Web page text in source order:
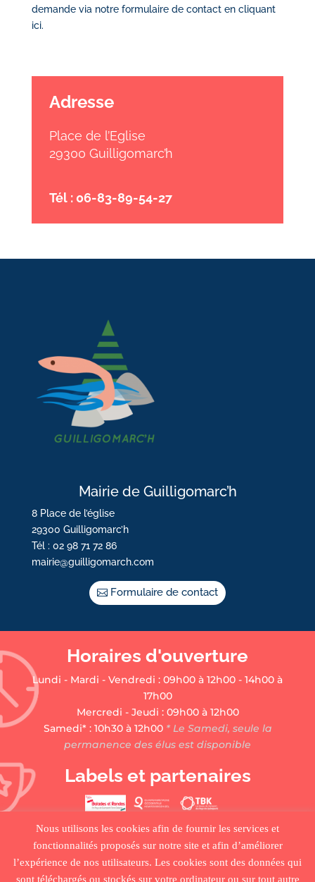
demande via notre formulaire de contact en cliquant
ici.
Adresse
Place de l’Eglise
29300 Guilligomarc’h
Tél : 06-83-89-54-27
Mairie de Guilligomarc’h
8 Place de l’église
29300 Guilligomarc’h
Tél : 02 98 71 72 86
mairie@guilligomarch.com
Formulaire de contact
Horaires d'ouverture
Lundi - Mardi - Vendredi : 09h00 à 12h00 - 14h00 à
17h00
Mercredi - Jeudi : 09h00 à 12h00
Samedi* : 10h30 à 12h00* Le Samedi, seule la
permanence des élus est disponible
Labels et partenaires
Nous utilisons les cookies afin de fournir les services et
fonctionnalités proposés sur notre site et afin d’améliorer
l’expérience de nos utilisateurs. Les cookies sont des données qui
sont téléchargés ou stockés sur votre ordinateur ou sur tout autre